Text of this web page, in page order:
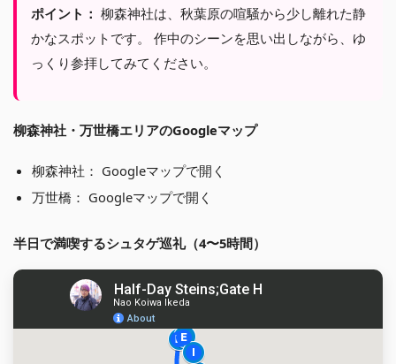
ポイント： 柳森神社は、秋葉原の喧騒から少し離れた静
かなスポットです。 作中のシーンを思い出しながら、ゆ
っくり参拝してみてください。
柳森神社・万世橋エリアのGoogleマップ
柳森神社： Googleマップで開く
万世橋： Googleマップで開く
半日で満喫するシュタゲ巡礼（4〜5時間）